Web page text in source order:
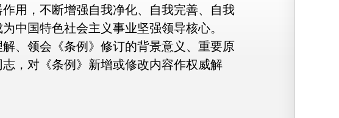
用，不断增强自我净化、自我完善、自我
中国特色社会主义事业坚强领导核心。
、领会《条例》修订的背景意义、重要原
，对《条例》新增或修改内容作权威解